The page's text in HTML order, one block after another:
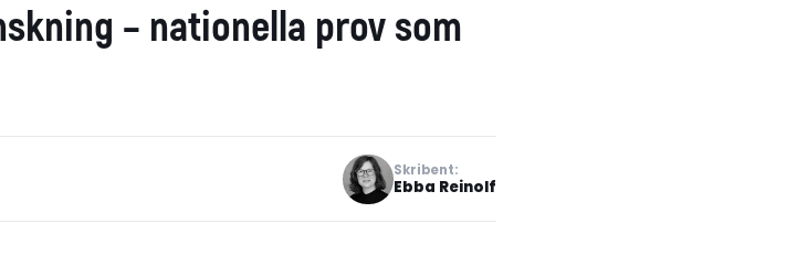
– nationella prov som
Skribent:
Ebba Reinolf